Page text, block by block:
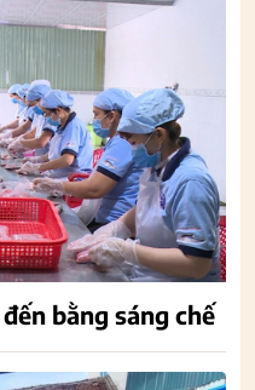
bằng sáng chế